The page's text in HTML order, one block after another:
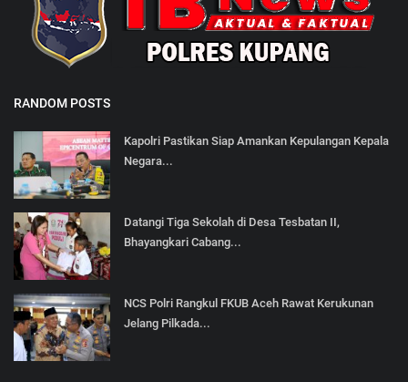
RANDOM POSTS
Kapolri Pastikan Siap Amankan Kepulangan Kepala
Negara...
Datangi Tiga Sekolah di Desa Tesbatan II,
Bhayangkari Cabang...
NCS Polri Rangkul FKUB Aceh Rawat Kerukunan
Jelang Pilkada...